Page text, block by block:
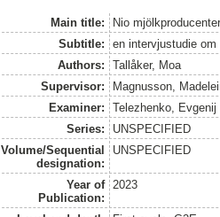
Main title:
Nio
Subtitle:
en intervjustudie
Authors:
Tallåker, Moa
Supervisor:
Magnusson,
Examiner:
Telezhenko, Evgenij
Series:
UNSPECIFIED
Volume/Sequential
designation:
UNSPECIFIED
Year of
Publication:
2023